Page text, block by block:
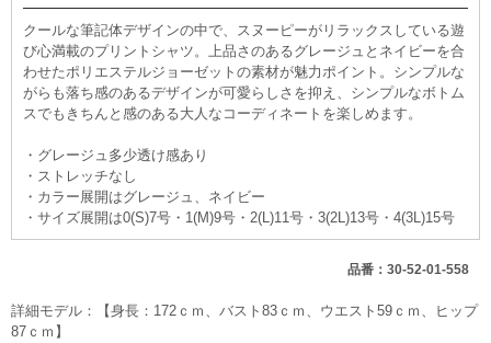
クールな筆記体デザインの中で、スヌーピーがリラックスしている遊
び心満載のプリントシャツ。上品さのあるグレージュとネイビーを合
わせたポリエステルジョーゼットの素材が魅力ポイント。シンプルな
がらも落ち感のあるデザインが可愛らしさを抑え、シンプルなボトム
スでもきちんと感のある大人なコーディネートを楽しめます。
・グレージュ多少透け感あり
・ストレッチなし
・カラー展開はグレージュ、ネイビー
・サイズ展開は0(S)7号・1(M)9号・2(L)11号・3(2L)13号・4(3L)15号
品番：30-52-01-558
詳細モデル：【身長：172ｃｍ、バスト83ｃｍ、ウエスト59ｃｍ、ヒップ
87ｃｍ】